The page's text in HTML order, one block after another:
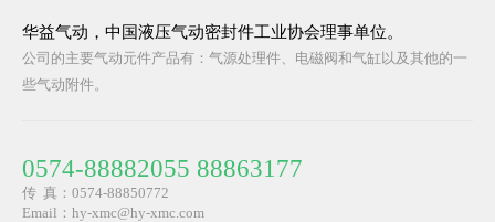
华益气动，中国液压气动密封件工业协会理事单位。
公司的主要气动元件产品有：气源处理件、电磁阀和气缸以及其他的一
些气动附件。
0574-88882055 88863177
传 真：0574-88850772
Email：hy-xmc@hy-xmc.com